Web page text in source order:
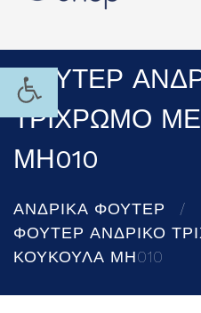
ΦΟΥΤΕΡ
ΤΡΙΧΡΩΜΟ
ΜΗ010
ΑΝΔΡΙΚΑ ΦΟΥΤΕΡ
ΦΟΥΤΕΡ ΑΝΔΡΙΚΟ
ΚΟΥΚΟΥΛΑ ΜΗ010